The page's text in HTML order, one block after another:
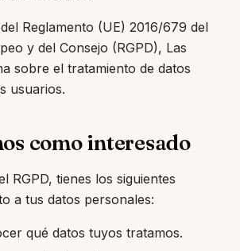
Reglamento (UE) 2016/679 del
y del Consejo (RGPD), Las
sobre el tratamiento de datos
usuarios.
como interesado
RGPD, tienes los siguientes
a tus datos personales:
qué datos tuyos tratamos.